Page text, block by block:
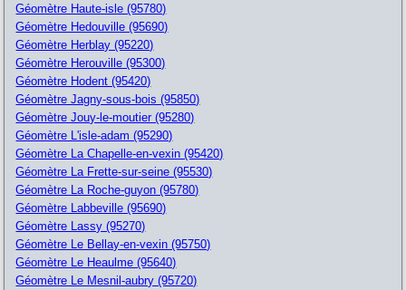
Géomètre Haute-isle (95780)
Géomètre Hedouville (95690)
Géomètre Herblay (95220)
Géomètre Herouville (95300)
Géomètre Hodent (95420)
Géomètre Jagny-sous-bois (95850)
Géomètre Jouy-le-moutier (95280)
Géomètre L'isle-adam (95290)
Géomètre La Chapelle-en-vexin (95420)
Géomètre La Frette-sur-seine (95530)
Géomètre La Roche-guyon (95780)
Géomètre Labbeville (95690)
Géomètre Lassy (95270)
Géomètre Le Bellay-en-vexin (95750)
Géomètre Le Heaulme (95640)
Géomètre Le Mesnil-aubry (95720)